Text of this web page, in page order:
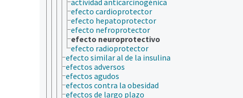
efecto cardioprotector
efecto hepatoprotector
efecto nefroprotector
efecto neuroprotectivo
efecto radioprotector
efecto similar al de la insulina
efectos adversos
efectos agudos
efectos contra la obesidad
efectos de largo plazo